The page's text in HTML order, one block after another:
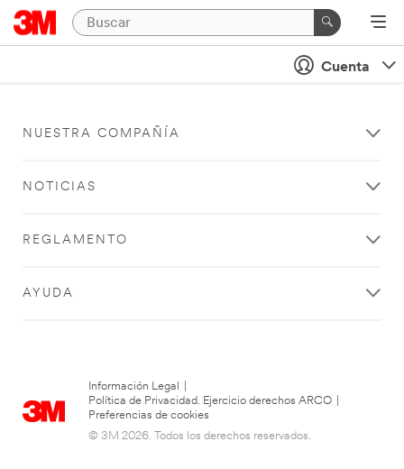
Cuenta
NUESTRA COMPAÑÍA
NOTICIAS
REGLAMENTO
AYUDA
Información Legal
Política de Privacidad. Ejercicio derechos ARCO
Preferencias de cookies
© 3M 2026. Todos los derechos reservados.